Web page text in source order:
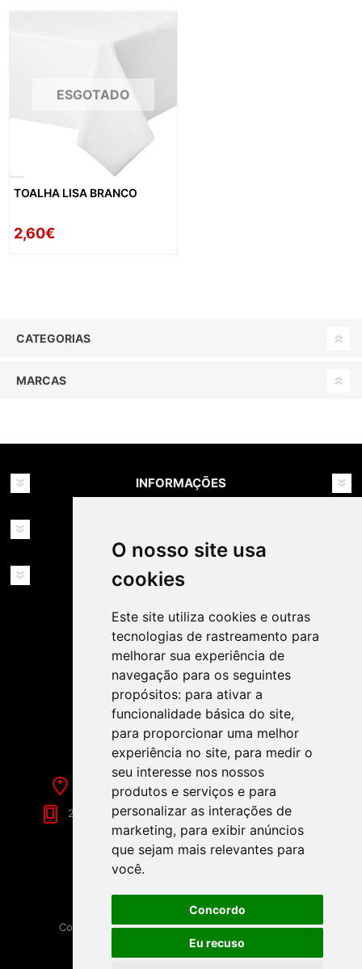
O nosso site usa
cookies
Este site utiliza cookies e outras
tecnologias de rastreamento para
melhorar sua experiência de
navegação para os seguintes
propósitos: para ativar a
funcionalidade básica do site,
para proporcionar uma melhor
experiência no site, para medir o
seu interesse nos nossos
produtos e serviços e para
personalizar as interações de
marketing, para exibir anúncios
que sejam mais relevantes para
você.
Concordo
Eu recuso
ESGOTADO
TOALHA LISA BRANCO
2,60€
CATEGORIAS
MARCAS
INFORMAÇÕES
SERVIÇOS
SIGA-NOS NAS REDES SOCIAIS!
Rua de Évora, 70-C - Reguengos de Monsaraz
266 040 688 (Chamada para a Rede Fixa Nacional)
Copyright © 2026 Festamania. Todos os direitos
reservados.
Powered bynopCommerce